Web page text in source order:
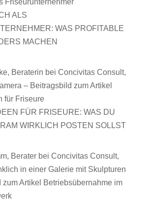
ALS
WAS PROFITABLE
MACHEN
FÜR FRISEURE: WAS DU
WIRKLICH POSTEN SOLLST